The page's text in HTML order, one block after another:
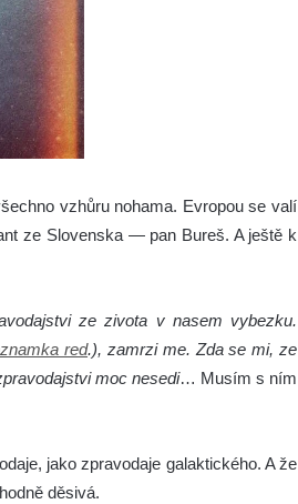
vzhůru nohama. Evropou se valí
ze Slovenska — pan Bureš. A ještě k
ze zivota v nasem vybezku.
red.), zamrzi me. Zda se mi, ze
moc nesedi… Musím s ním
jako zpravodaje galaktického. A že
děsivá.